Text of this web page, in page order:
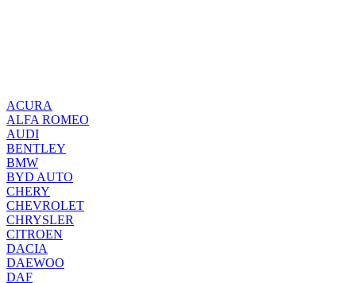
ACURA
ALFA ROMEO
AUDI
BENTLEY
BMW
BYD AUTO
CHERY
CHEVROLET
CHRYSLER
CITROEN
DACIA
DAEWOO
DAF